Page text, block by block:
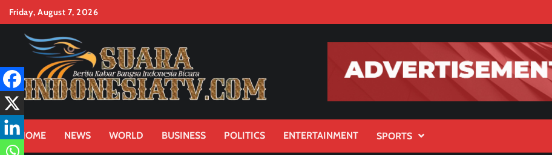
Skip
content
Friday, August 7, 2026
HOME NEWS WORLD BUSINESS POLITICS ENTERTAINMENT SPORTS